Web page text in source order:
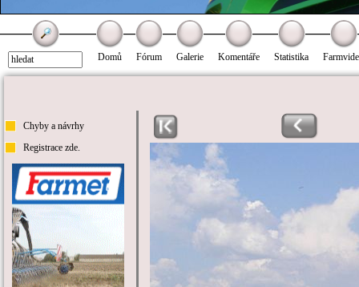
Domů Fórum Galerie Komentáře Statistika
Chyby a návrhy
Registrace zde.